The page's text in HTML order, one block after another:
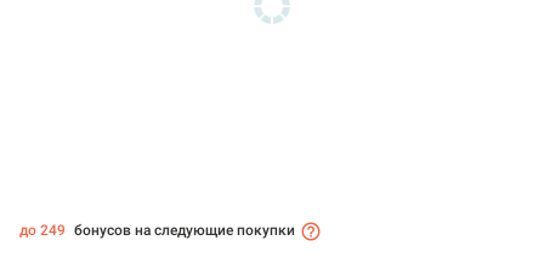
до 249 бонусов на следующие покупки